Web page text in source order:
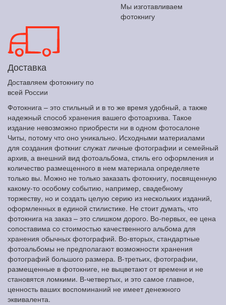
Мы изготавливаем
фотокнигу
Доставка
Доставляем фотокнигу по
всей России
Фотокнига – это стильный и в то же время удобный, а также
надежный способ хранения вашего фотоархива. Такое
издание невозможно приобрести ни в одном фотосалоне
Читы, потому что оно уникально. Исходными материалами
для создания фоткниг служат личные фотографии и семейный
архив, а внешний вид фотоальбома, стиль его оформления и
количество размещенного в нем материала определяете
только вы. Можно не только заказать фотокнигу, посвященную
какому-то особому событию, например, свадебному
торжеству, но и создать целую серию из нескольких изданий,
оформленных в единой стилистике. Не стоит думать, что
фотокнига на заказ – это слишком дорого. Во-первых, ее цена
сопоставима со стоимостью качественного альбома для
хранения обычных фотографий. Во-вторых, стандартные
фотоальбомы не предполагают возможности хранения
фотографий большого размера. В-третьих, фотографии,
размещенные в фотокниге, не выцветают от времени и не
становятся ломкими. В-четвертых, и это самое главное,
ценность ваших воспоминаний не имеет денежного
эквивалента.